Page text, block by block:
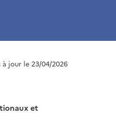
à jour le 23/04/2026
et